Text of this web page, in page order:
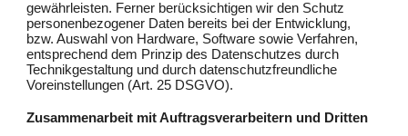
gewährleisten. Ferner berücksichtigen wir den Schutz
personenbezogener Daten bereits bei der Entwicklung,
bzw. Auswahl von Hardware, Software sowie Verfahren,
entsprechend dem Prinzip des Datenschutzes durch
Technikgestaltung und durch datenschutzfreundliche
Voreinstellungen (Art. 25 DSGVO).
Zusammenarbeit mit Auftragsverarbeitern und Dritten